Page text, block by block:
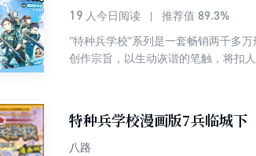
19 人今日阅读 推荐值 89.3%
“特种兵学校”系列是一套畅销两千多
创作宗旨，以生动诙谐的笔触，将扣
特种兵学校漫画版7兵临城下
八路